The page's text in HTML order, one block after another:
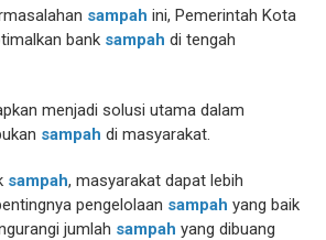
sampah ini, Pemerintah Kota
bank sampah di tengah
menjadi solusi utama dalam
sampah di masyarakat.
sampah, masyarakat dapat lebih
pengelolaan sampah yang baik
jumlah sampah yang dibuang